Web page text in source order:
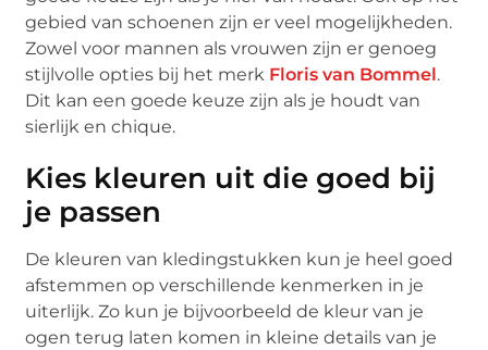
gebied van schoenen zijn er veel mogelijkheden.
Zowel voor mannen als vrouwen zijn er genoeg
stijlvolle opties bij het merk Floris van Bommel.
Dit kan een goede keuze zijn als je houdt van
sierlijk en chique.
Kies kleuren uit die goed bij
je passen
De kleuren van kledingstukken kun je heel goed
afstemmen op verschillende kenmerken in je
uiterlijk. Zo kun je bijvoorbeeld de kleur van je
ogen terug laten komen in kleine details van je